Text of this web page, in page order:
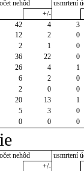
nehôd
usmrtení
+/-
42 4
3
12 2
0
2 1
0
36 22
0
26 4
1
6 2
0
2 0
0
20 13
1
5 3
0
0 0 0
nehôd
usmrtení
+/-